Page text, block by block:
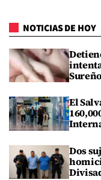
NOTICIAS DE HOY
El
Dos